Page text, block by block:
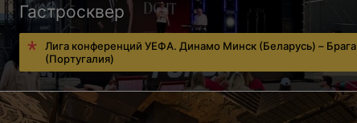
Гастросквер
Лига конференций УЕФА. Динамо Минск (Беларусь) – Брага
(Португалия)